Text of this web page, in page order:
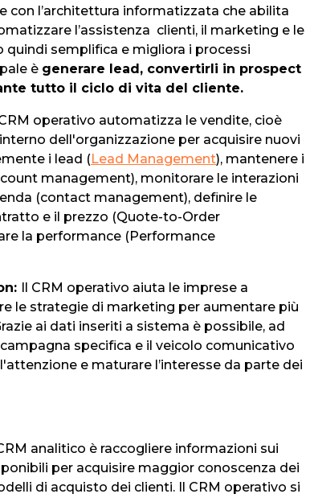
con l’architettura informatizzata che abilita
l’assistenza clienti, il marketing e le
quindi semplifica e migliora i processi
è generare lead, convertirli in prospect
tutto il ciclo di vita del cliente.
operativo automatizza le vendite, cioè
dell'organizzazione per acquisire nuovi
i lead (Lead Management), mantenere i
management), monitorare le interazioni
(contact management), definire le
e il prezzo (Quote-to-Order
la performance (Performance
Il CRM operativo aiuta le imprese a
le strategie di marketing per aumentare più
ai dati inseriti a sistema è possibile, ad
specifica e il veicolo comunicativo
e maturare l’interesse da parte dei
analitico è raccogliere informazioni sui
per acquisire maggior conoscenza dei
di acquisto dei clienti. Il CRM operativo si